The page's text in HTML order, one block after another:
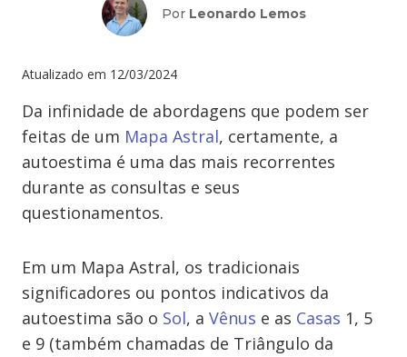
Por Leonardo Lemos
Atualizado em 12/03/2024
Da infinidade de abordagens que podem ser
feitas de um Mapa Astral, certamente, a
autoestima é uma das mais recorrentes
durante as consultas e seus
questionamentos.
Em um Mapa Astral, os tradicionais
significadores ou pontos indicativos da
autoestima são o Sol, a Vênus e as Casas 1, 5
e 9 (também chamadas de Triângulo da